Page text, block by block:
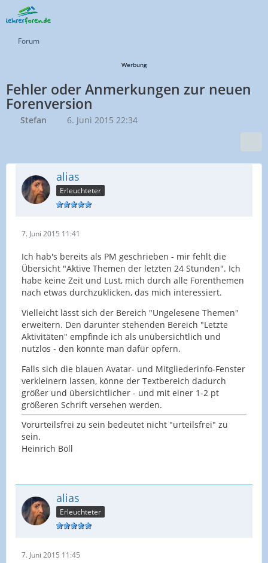
Forum
Werbung
Fehler oder Anmerkungen zur neuen
Forenversion
Stefan 6. Juni 2015 22:34
alias
Erleuchteter
7. Juni 2015 11:41
Ich hab's bereits als PM geschrieben - mir fehlt die
Übersicht "Aktive Themen der letzten 24 Stunden". Ich
habe keine Zeit und Lust, mich durch alle Forenthemen
nach etwas durchzuklicken, das mich interessiert.
Vielleicht lässt sich der Bereich "Ungelesene Themen"
erweitern. Den darunter stehenden Bereich "Letzte
Aktivitäten" empfinde ich als unübersichtlich und
nutzlos - den könnte man dafür opfern.
Falls sich die blauen Avatar- und Mitgliederinfo-Fenster
verkleinern lassen, könne der Textbereich dadurch
größer und übersichtlicher - und mit einer 1-2 pt
größeren Schrift versehen werden.
Vorurteilsfrei zu sein bedeutet nicht "urteilsfrei" zu
sein.
Heinrich Böll
alias
Erleuchteter
7. Juni 2015 11:45